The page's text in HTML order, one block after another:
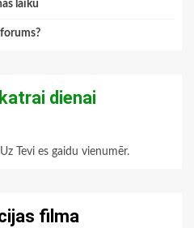
laiku
dienai
Tevi es gaidu vienumēr.
filma